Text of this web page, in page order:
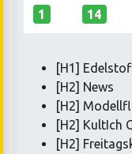
1 14
[H1]
[H2] News
[H2]
[H2] KultIch
[H2]